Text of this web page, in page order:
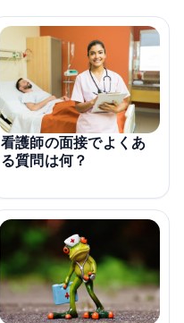
看護師の面接でよくあ
る質問は何？